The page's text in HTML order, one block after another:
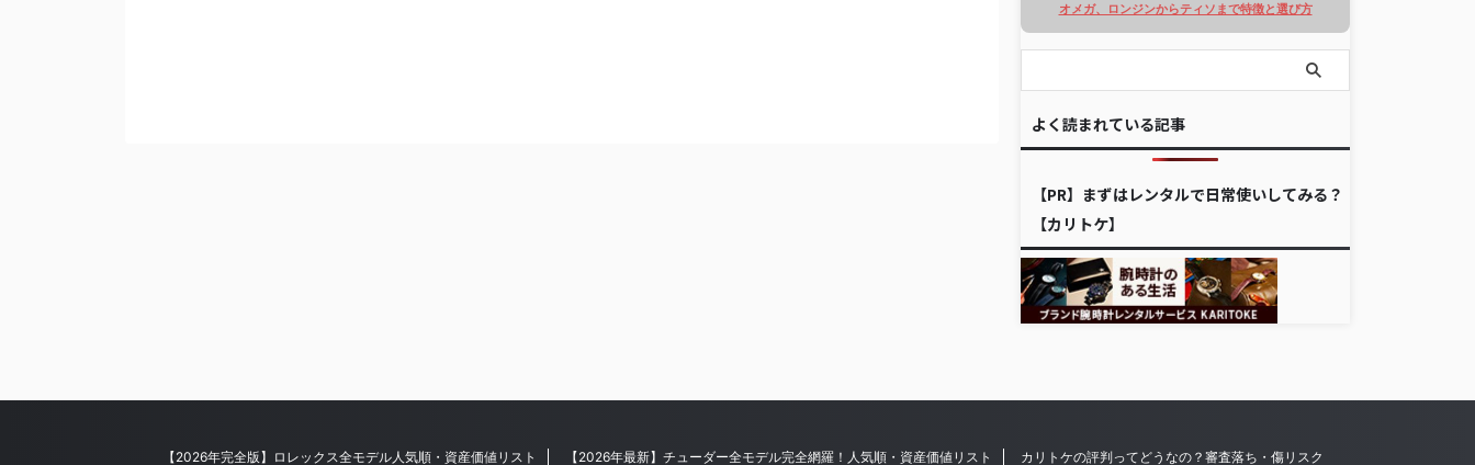
オメガ、ロンジンからティソまで特徴と選び方
よく読まれている記事
【PR】まずはレンタルで日常使いしてみる？
【カリトケ】
【2026年完全版】ロレックス全モデル人気順・資産価値リスト 【2026年最新】チューダー全モデル完全網羅！人気順・資産価値リスト カリトケの評判ってどうなの？審査落ち・傷リスク